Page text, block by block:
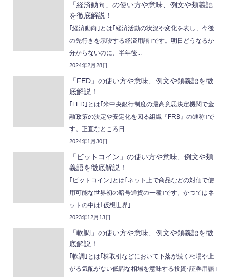
「経済動向」の使い方や意味、例文や類義語
を徹底解説！
｢経済動向｣とは｢経済活動の状況や変化を表し、今後
の先行きを示唆する経済用語｣です。明日どうなるか
分からないのに、半年後...
2024年2月28日
「FED」の使い方や意味、例文や類義語を徹
底解説！
｢FED｣とは｢米中央銀行制度の最高意思決定機関で金
融政策の決定や安定化を図る組織『FRB』の通称｣で
す。正直なところ日...
2024年1月30日
「ビットコイン」の使い方や意味、例文や類
義語を徹底解説！
｢ビットコイン｣とは｢ネット上で商品などの対価で使
用可能な世界初の暗号通貨の一種｣です。かつてはネ
ットの中は｢仮想世界｣...
2023年12月13日
「軟調」の使い方や意味、例文や類義語を徹
底解説！
｢軟調｣とは｢株取引などにおいて下落が続く相場や上
がる気配がない低調な相場を意味する投資･証券用語｣